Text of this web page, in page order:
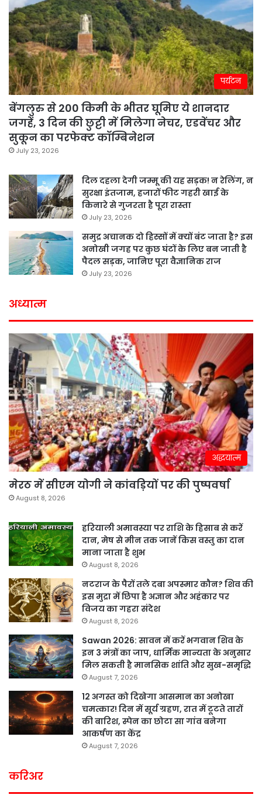
पर्यटन
बेंगलुरु से 200 किमी के भीतर घूमिए ये शानदार
जगहें, 3 दिन की छुट्टी में मिलेगा नेचर, एडवेंचर और
सुकून का परफेक्ट कॉम्बिनेशन
July 23, 2026
दिल दहला देगी जम्मू की यह सड़क! न रेलिंग, न
सुरक्षा इंतजाम, हजारों फीट गहरी खाई के
किनारे से गुजरता है पूरा रास्ता
July 23, 2026
समुद्र अचानक दो हिस्सों में क्यों बंट जाता है? इस
अनोखी जगह पर कुछ घंटों के लिए बन जाती है
पैदल सड़क, जानिए पूरा वैज्ञानिक राज
July 23, 2026
अध्यात्म
अद्धयात्म
मेरठ में सीएम योगी ने कांवड़ियों पर की पुष्पवर्षा
August 8, 2026
हरियाली अमावस्या पर राशि के हिसाब से करें
दान, मेष से मीन तक जानें किस वस्तु का दान
माना जाता है शुभ
August 8, 2026
नटराज के पैरों तले दबा अपस्मार कौन? शिव की
इस मुद्रा में छिपा है अज्ञान और अहंकार पर
विजय का गहरा संदेश
August 8, 2026
Sawan 2026: सावन में करें भगवान शिव के
इन 3 मंत्रों का जाप, धार्मिक मान्यता के अनुसार
मिल सकती है मानसिक शांति और सुख-समृद्धि
August 7, 2026
12 अगस्त को दिखेगा आसमान का अनोखा
चमत्कार! दिन में सूर्य ग्रहण, रात में टूटते तारों
की बारिश, स्पेन का छोटा सा गांव बनेगा
आकर्षण का केंद्र
August 7, 2026
करिअर